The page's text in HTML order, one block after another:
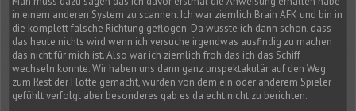
in einem anderen System zu scannen. Ich war ziemlich Brain AFK und bin in
die komplett falsche Richtung geflogen. Da wusste ich dann schon, dass
das heute nichts wird wenn ich versuche irgendwas ausfindig zu machen
das nicht für mich ist. Also war ich ziemlich froh das ich das Schiff
wechseln konnte. Wir haben uns dann ganz unspektakulär auf den Weg
zum Rest der Flotte gemacht, wurden von dem ein oder anderem Spieler
gefühlt verfolgt aber besonderes gab es da echt nicht zu berichten.